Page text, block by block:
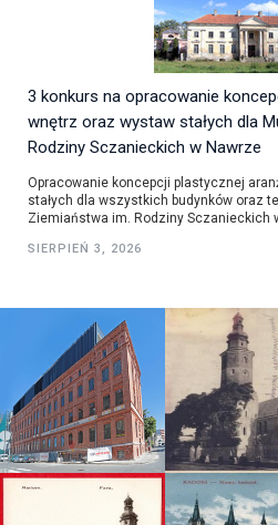
3 konkurs na opracowanie
wnętrz oraz wystaw stałych dla
Rodziny Sczanieckich w Nawrze
Opracowanie koncepcji plastycznej
stałych dla wszystkich budynków oraz
Ziemiaństwa im. Rodziny Sczanieckich
SIERPIEŃ 3, 2026